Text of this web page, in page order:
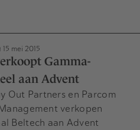
15 mei 2015
Gamma-
aan Advent
Out Partners en Parcom
verkopen
Beltech aan Advent